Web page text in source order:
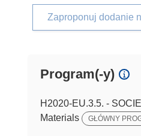
Zaproponuj dodanie
Program(-y)
H2020-EU.3.5. -
Materials
GŁÓWNY